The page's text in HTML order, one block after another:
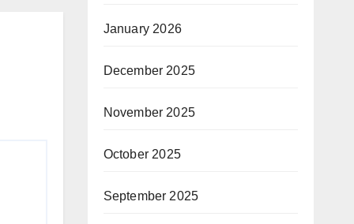
January 2026
December 2025
November 2025
October 2025
September 2025